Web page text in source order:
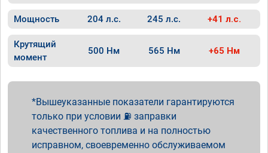
Мощность 204 л.с. 245 л.с. +41 л.с.
Крутящий
момент
500 Нм 565 Нм +65 Нм
Вышеуказанные показатели гарантируются
только при условии ⛽ заправки
качественного топлива и на полностью
исправном, своевременно обслуживаемом